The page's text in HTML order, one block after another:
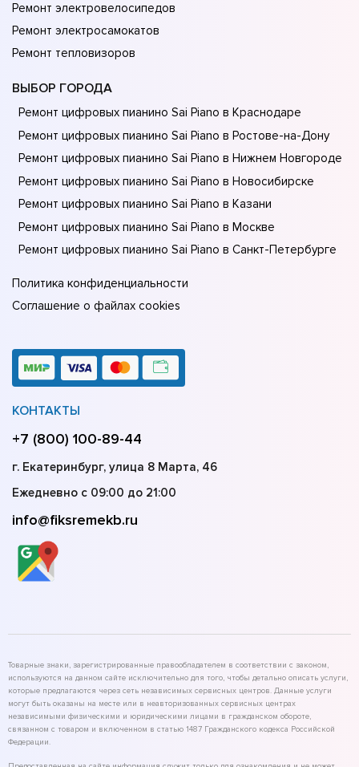
Ремонт электровелосипедов
Ремонт электросамокатов
Ремонт тепловизоров
ВЫБОР ГОРОДА
Ремонт цифровых пианино Sai Piano в Краснодаре
Ремонт цифровых пианино Sai Piano в Ростове-на-Донy
Ремонт цифровых пианино Sai Piano в Нижнем Новгороде
Ремонт цифровых пианино Sai Piano в Новосибирске
Ремонт цифровых пианино Sai Piano в Казани
Ремонт цифровых пианино Sai Piano в Москве
Ремонт цифровых пианино Sai Piano в Санкт-Петербурге
Политика конфиденциальности
Соглашение о файлах cookies
КОНТАКТЫ
+7 (800) 100-89-44
г. Екатеринбург, улица 8 Марта, 46
Ежедневно с 09:00 до 21:00
info@fiksremekb.ru
Товарные знаки, зарегистрированные правообладателем в соответствии с законом,
используются на данном сайте исключительно для того, чтобы детально описать услуги,
которые предлагаются через сеть независимых сервисных центров. Данные услуги
могут быть оказаны на месте или в неавторизованных сервисных центрах
независимыми физическими и юридическими лицами в гражданском обороте,
связанном с товаром и включенном в статью 1487 Гражданского кодекса Российской
Федерации.